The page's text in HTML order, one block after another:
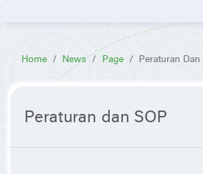
Home News Page Peraturan Dan
Peraturan dan SOP